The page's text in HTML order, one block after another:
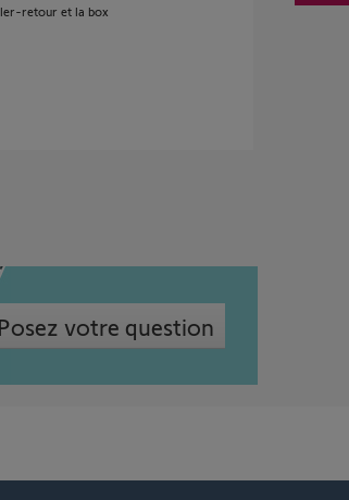
retour et la box
Posez votre question